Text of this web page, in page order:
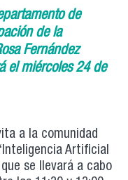
de
de la
Fernández
el miércoles 24 de
a la comunidad
Artificial
se llevará a cabo